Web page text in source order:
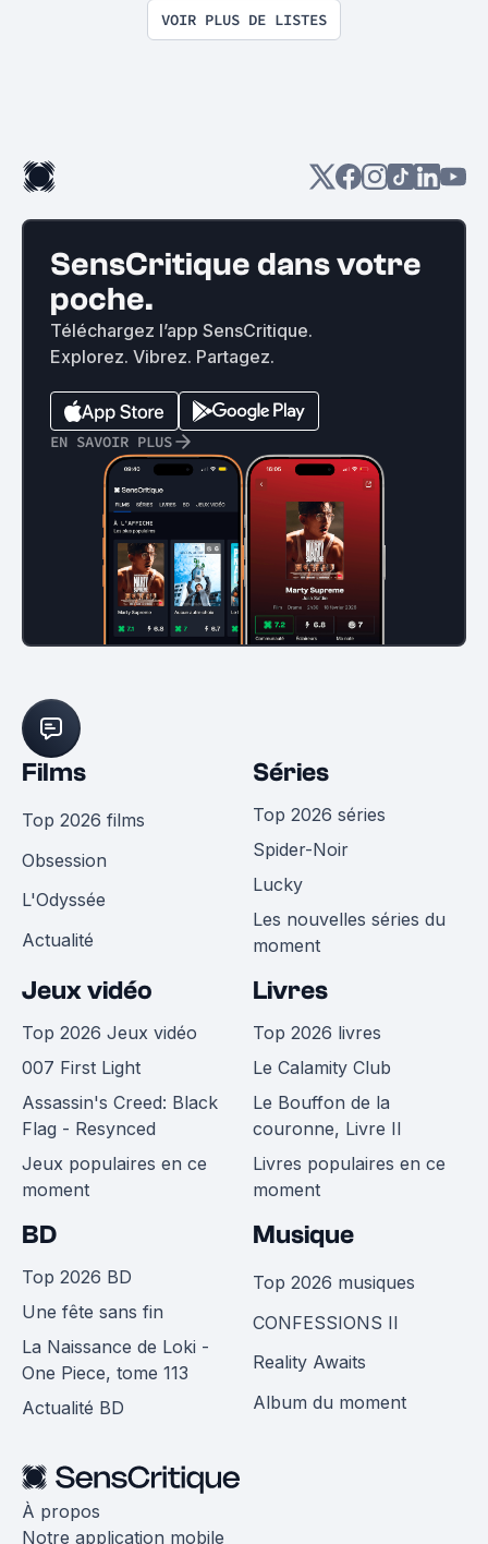
Cinéma Français", un éditeur
vidéo français indépendant sans
VOIR PLUS DE LISTES
SensCritique dans votre
poche.
Téléchargez l’app SensCritique.
Explorez. Vibrez. Partagez.
EN SAVOIR PLUS
Films
Top 2026 films
Obsession
L'Odyssée
Actualité
Séries
Top 2026 séries
Spider-Noir
Lucky
Les nouvelles séries du
moment
Jeux vidéo
Top 2026 Jeux vidéo
007 First Light
Assassin's Creed: Black
Flag - Resynced
Jeux populaires en ce
moment
Livres
Top 2026 livres
Le Calamity Club
Le Bouffon de la
couronne, Livre II
Livres populaires en ce
moment
BD
Top 2026 BD
Une fête sans fin
La Naissance de Loki -
One Piece, tome 113
Actualité BD
Musique
Top 2026 musiques
CONFESSIONS II
Reality Awaits
Album du moment
À propos
Notre application mobile